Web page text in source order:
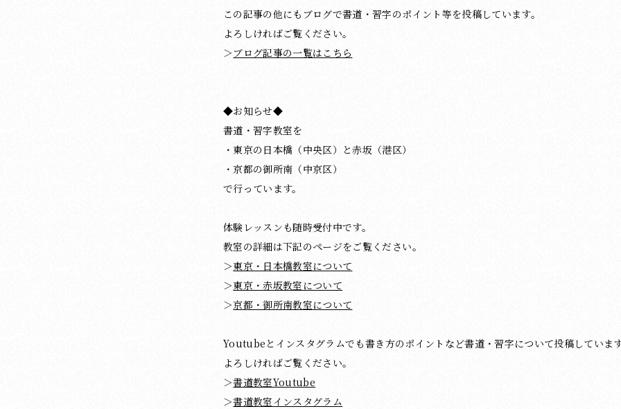
この記事の他にもブログで書道・習字のポイント等を投稿しています。
よろしければご覧ください。
＞ ブログ記事の一覧はこちら
◆お知らせ◆
書道・習字教室を
・東京の日本橋（中央区）と赤坂（港区）
・京都の御所南（中京区）
で行っています。
体験レッスンも随時受付中です。
教室の詳細は下記のページをご覧ください。
＞東京・日本橋教室について
＞東京・赤坂教室について
＞京都・御所南教室について
Youtubeとインスタグラムでも書き方のポイントなど書道・習字について投稿していま
よろしければご覧ください。
＞書道教室Youtube
＞書道教室インスタグラム